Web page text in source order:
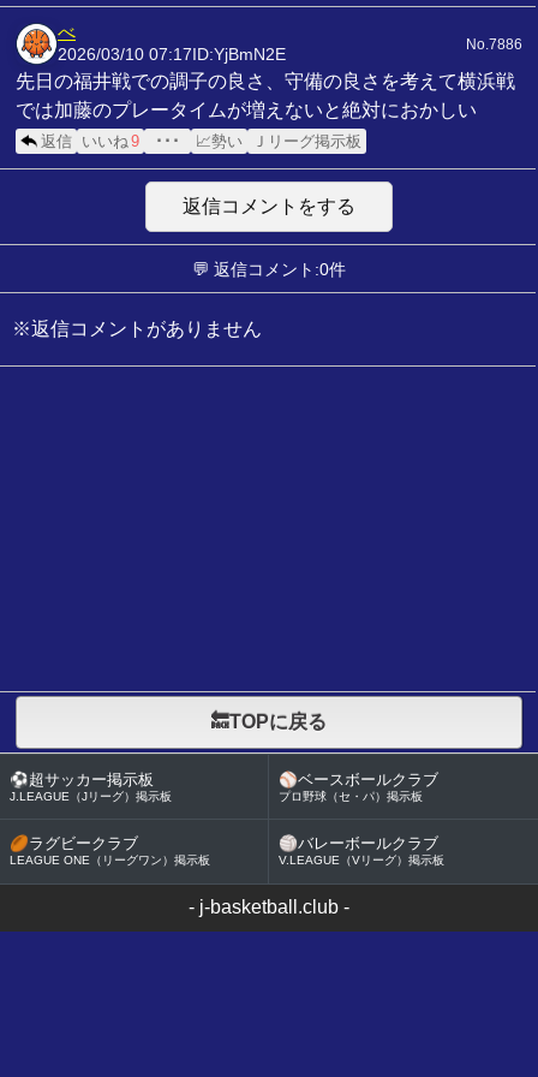
べ
2026/03/10 07:17 ID:YjBmN2E
No.7886
先日の福井戦での調子の良さ、守備の良さを考えて横浜戦
では加藤のプレータイムが増えないと絶対におかしい
返信 いいね9 ･･･ 📈勢い Ｊリーグ掲示板
返信コメントをする
💬 返信コメント:0件
※返信コメントがありません
🔙TOPに戻る
⚽超サッカー掲示板
J.LEAGUE（Jリーグ）掲示板
⚾ベースボールクラブ
プロ野球（セ・パ）掲示板
🏉ラグビークラブ
LEAGUE ONE（リーグワン）掲示板
🏐バレーボールクラブ
V.LEAGUE（Vリーグ）掲示板
- j-basketball.club -